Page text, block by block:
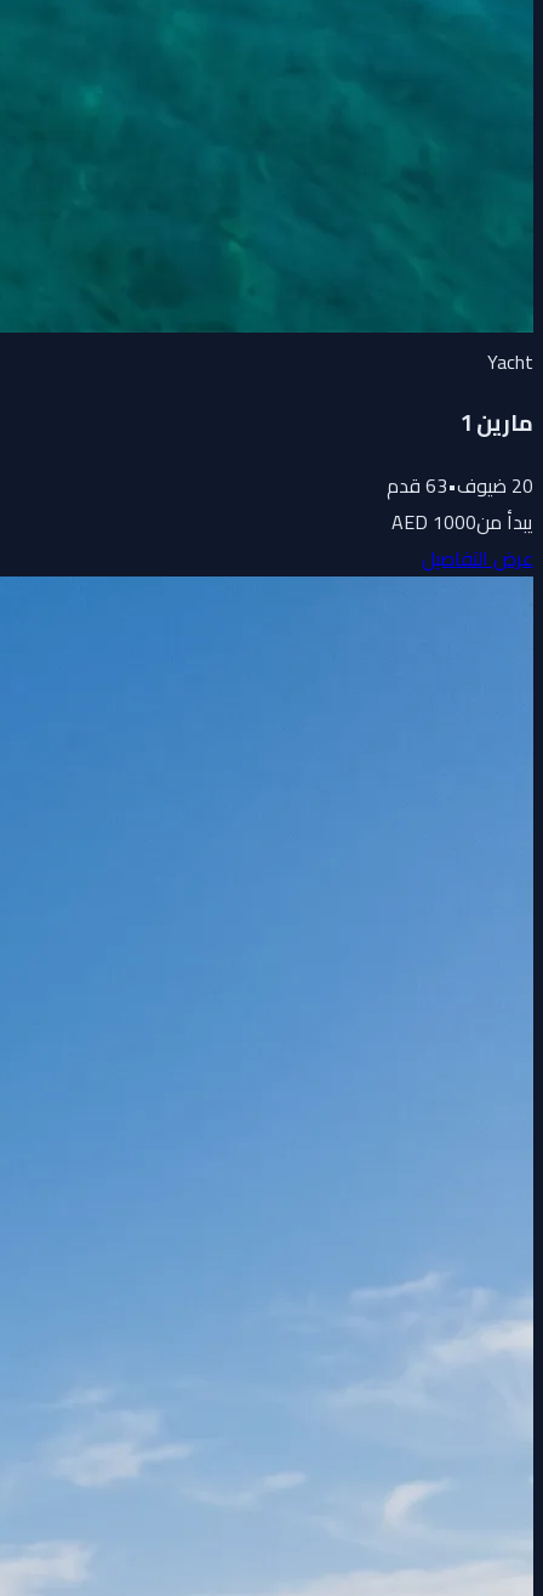
Yacht
مارين 1
20ضيوف•
63 قدم
يبدأ من1000 AED
عرض التفاصيل